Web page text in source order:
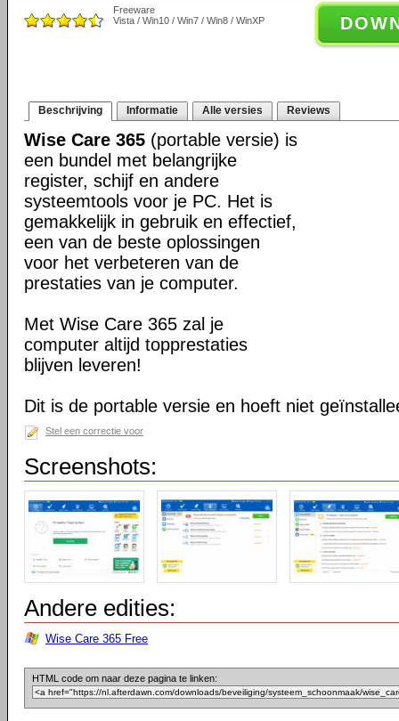
Freeware
Vista / Win10 / Win7 / Win8 / WinXP
Beschrijving Informatie Alle versies Reviews
Wise Care 365 (portable versie) is
een bundel met belangrijke
register, schijf en andere
systeemtools voor je PC. Het is
gemakkelijk in gebruik en effectief,
een van de beste oplossingen
voor het verbeteren van de
prestaties van je computer.
Met Wise Care 365 zal je
computer altijd topprestaties
blijven leveren!
Dit is de portable versie en hoeft niet
Stel een correctie voor
Screenshots:
Andere edities:
Wise Care 365 Free
HTML code om naar deze pagina te linken: